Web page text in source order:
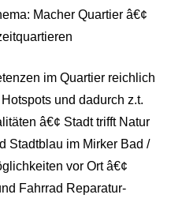
Macher Quartier â€¢
im Quartier reichlich
und dadurch z.t.
â€¢ Stadt trifft Natur
Stadtblau im Mirker Bad /
vor Ort â€¢
Fahrrad Reparatur-